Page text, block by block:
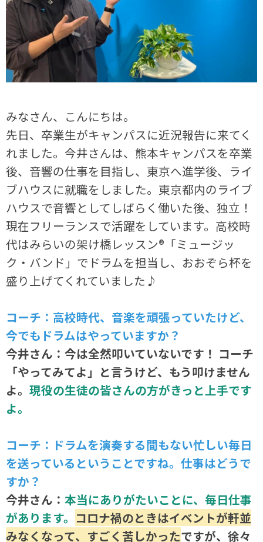
みなさん、こんにちは。
先日、卒業生がキャンパスに近況報告に来てく
れました。今井さんは、熊本キャンパスを卒業
後、音響の仕事を目指し、東京へ進学後、ライ
ブハウスに就職をしました。東京都内のライブ
ハウスで音響としてしばらく働いた後、独立！
現在フリーランスで活躍をしています。高校時
代はみらいの架け橋レッスン®「ミュージッ
ク・バンド」でドラムを担当し、おおぞら杯を
盛り上げてくれていました♪
コーチ：高校時代、音楽を頑張っていたけど、
今でもドラムはやっていますか？
今井さん：今は全然叩いていないです！ コーチ
「やってみてよ」と言うけど、もう叩けません
よ。現役の生徒の皆さんの方がきっと上手です
よ。
コーチ：ドラムを演奏する間もない忙しい毎日
を送っているということですね。仕事はどうで
すか？
今井さん：本当にありがたいことに、毎日仕事
があります。 コロナ禍のときはイベントが軒並
みなくなって、すごく苦しかったですが、徐々